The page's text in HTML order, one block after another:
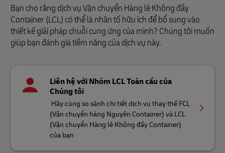
Bạn cho rằng dịch vụ Vận chuyển Hàng lẻ Không đầy
Container (LCL) có thể là nhân tố hữu ích để bổ sung vào
thiết kế giải pháp chuỗi cung ứng của mình? Chúng tôi muốn
giúp bạn đánh giá tiềm năng của dịch vụ này.
Liên hệ với Nhóm LCL Toàn cầu của
Chúng tôi
Hãy cùng so sánh chi tiết dịch vụ thay thế FCL
(Vận chuyển hàng Nguyên Container) và LCL
(Vận chuyển Hàng lẻ Không đầy Container)
của bạn